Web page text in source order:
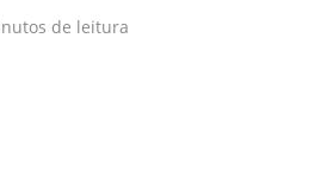
de leitura